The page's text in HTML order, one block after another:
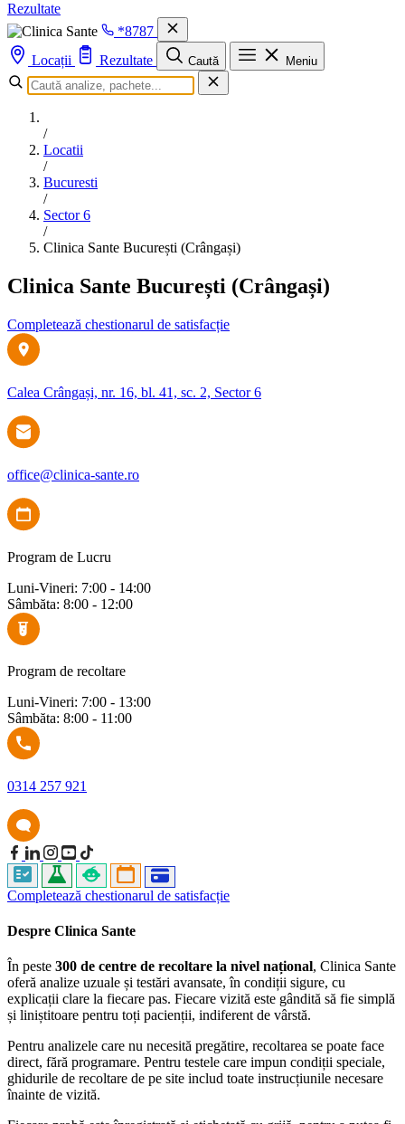
Rezultate
*8787
Locații
Rezultate Caută Meniu
/
Locatii
/
Bucuresti
/
Sector 6
/
Clinica Sante București (Crângași)
Clinica Sante București (Crângași)
Completează chestionarul de satisfacție
Calea Crângași, nr. 16, bl. 41, sc. 2, Sector 6
office@clinica-sante.ro
Program de Lucru
Luni-Vineri: 7:00 - 14:00
Sâmbăta: 8:00 - 12:00
Program de recoltare
Luni-Vineri: 7:00 - 13:00
Sâmbăta: 8:00 - 11:00
0314 257 921
Completează chestionarul de satisfacție
Despre Clinica Sante
În peste 300 de centre de recoltare la nivel național, Clinica Sante
oferă analize uzuale și testări avansate, în condiții sigure, cu
explicații clare la fiecare pas. Fiecare vizită este gândită să fie simplă
și liniștitoare pentru toți pacienții, indiferent de vârstă.
Pentru analizele care nu necesită pregătire, recoltarea se poate face
direct, fără programare. Pentru testele care impun condiții speciale,
ghidurile de recoltare de pe site includ toate instrucțiunile necesare
înainte de vizită.